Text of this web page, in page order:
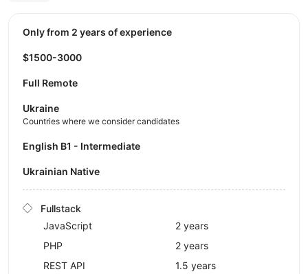
Only from 2 years of experience
$1500-3000
Full Remote
Ukraine
Countries where we consider candidates
English B1 - Intermediate
Ukrainian Native
Fullstack
JavaScript
2 years
PHP
2 years
REST API
1.5 years